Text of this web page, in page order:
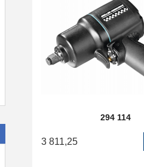
294 114
3 811,25